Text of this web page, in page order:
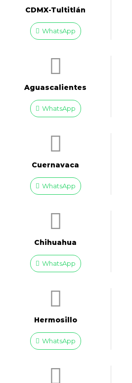
CDMX-Tultitlán
WhatsApp
Aguascalientes
WhatsApp
Cuernavaca
WhatsApp
Chihuahua
WhatsApp
Hermosillo
WhatsApp